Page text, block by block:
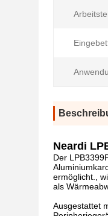
Neardi
Der
ermöglicht.,
als
Ausgestattet